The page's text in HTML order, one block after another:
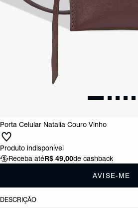
Porta Celular Natalia Couro Vinho
Produto indisponível
Receba atéR$ 49,00de cashback
AVISE-ME
DESCRIÇÃO